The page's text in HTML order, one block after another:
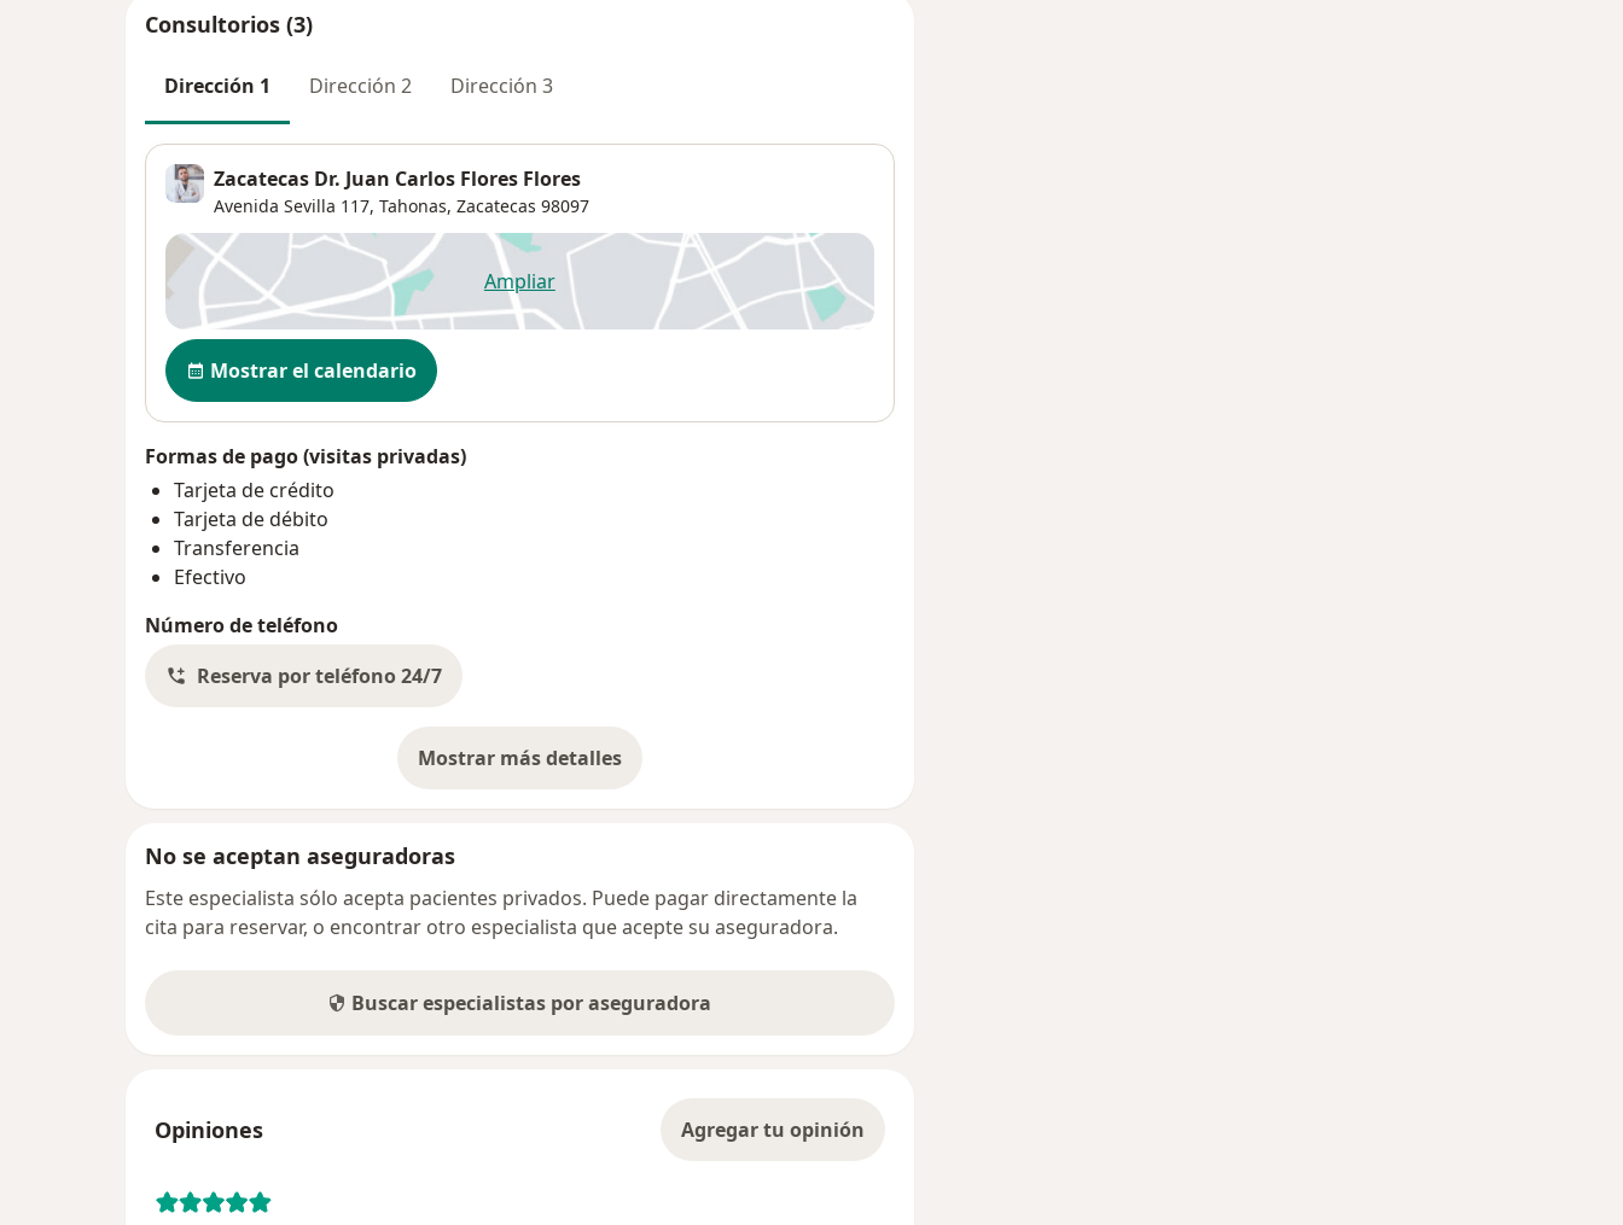
Consultorios (3)
Dirección 1 Dirección 2 Dirección 3
Zacatecas Dr. Juan Carlos Flores Flores
Avenida Sevilla 117, Tahonas, Zacatecas 98097
Ampliarse abre en una nueva pestaña
Disponibilidad
Mostrar el calendario
Formas de pago (visitas privadas)
Tarjeta de crédito
Tarjeta de débito
Transferencia
Efectivo
Número de teléfono
Reserva por teléfono 24/7
Mostrar más detalles
sobre la dirección
No se aceptan aseguradoras
Este especialista sólo acepta pacientes privados. Puede pagar directamente la
cita para reservar, o encontrar otro especialista que acepte su aseguradora.
Buscar especialistas por aseguradora
Opiniones Agregar tu opinión